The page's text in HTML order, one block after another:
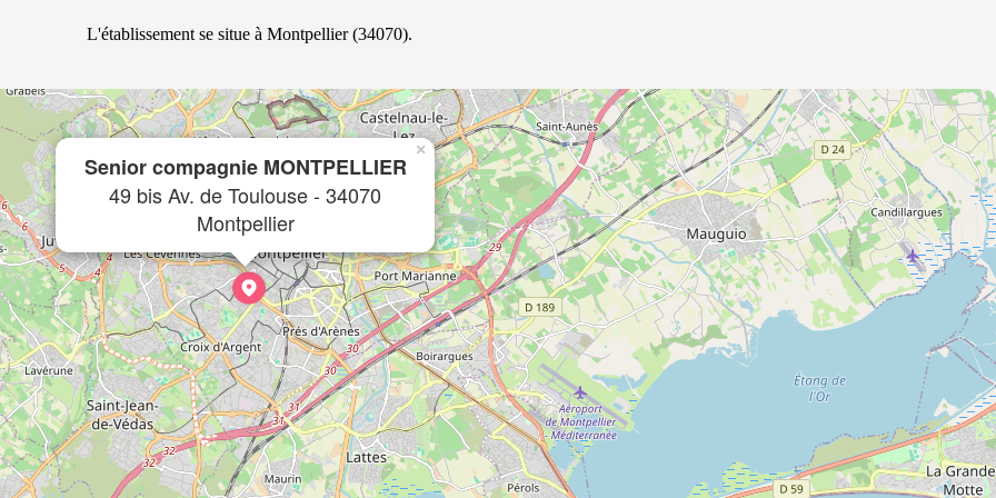
L'établissement se situe à Montpellier (34070).
Senior compagnie MONTPELLIER
49 bis Av. de Toulouse - 34070
Montpellier
×